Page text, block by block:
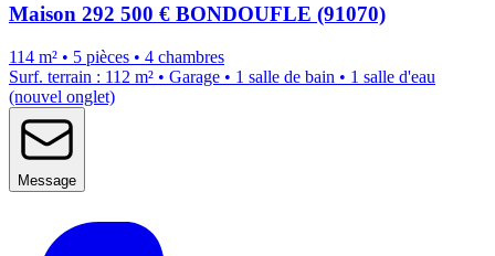
Maison 292 500 € BONDOUFLE (91070)
114 m² • 5 pièces • 4 chambres
Surf. terrain : 112 m² • Garage • 1 salle de bain • 1 salle d'eau
(nouvel onglet)
Message